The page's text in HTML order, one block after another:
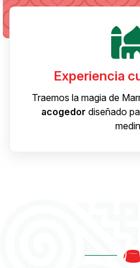
Experiencia
Traemos la magia de
acogedor diseñado